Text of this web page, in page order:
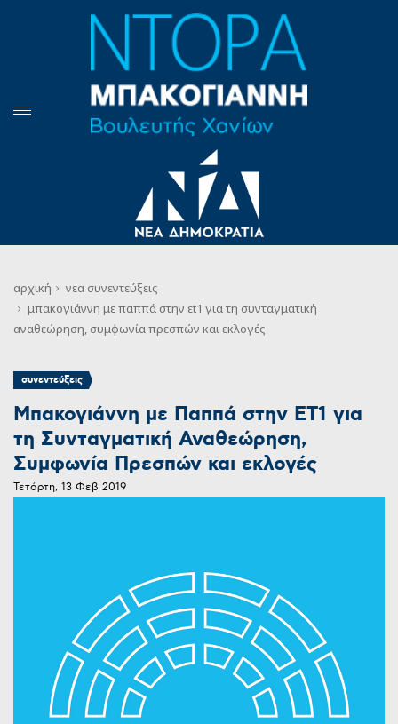
αρχική νεα συνεντεύξεις
μπακογιάννη με παππά στην εt1 για τη συνταγματική
αναθεώρηση, συμφωνία πρεσπών και εκλογές
συνεντεύξεις
Μπακογιάννη με Παππά στην ΕT1 για
τη Συνταγματική Αναθεώρηση,
Συμφωνία Πρεσπών και εκλογές
Τετάρτη, 13 Φεβ 2019